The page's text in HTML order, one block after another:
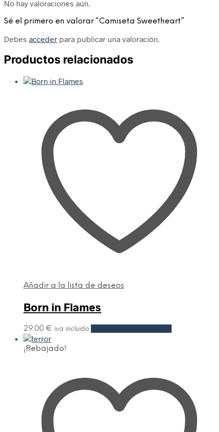
No hay valoraciones aún.
Sé el primero en valorar “Camiseta Sweetheart”
Debes acceder para publicar una valoración.
Productos relacionados
Añadir a la lista de deseos
Born in Flames
29.00 € iva incluido
¡Rebajado!